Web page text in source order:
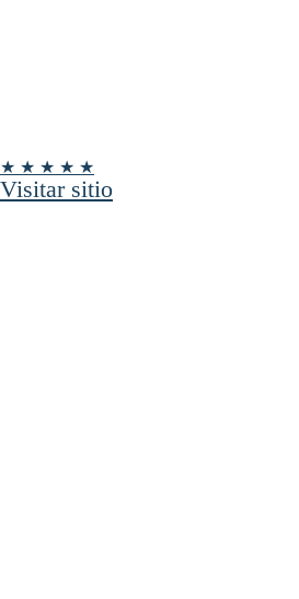
★ ★ ★ ★ ★
Visitar sitio